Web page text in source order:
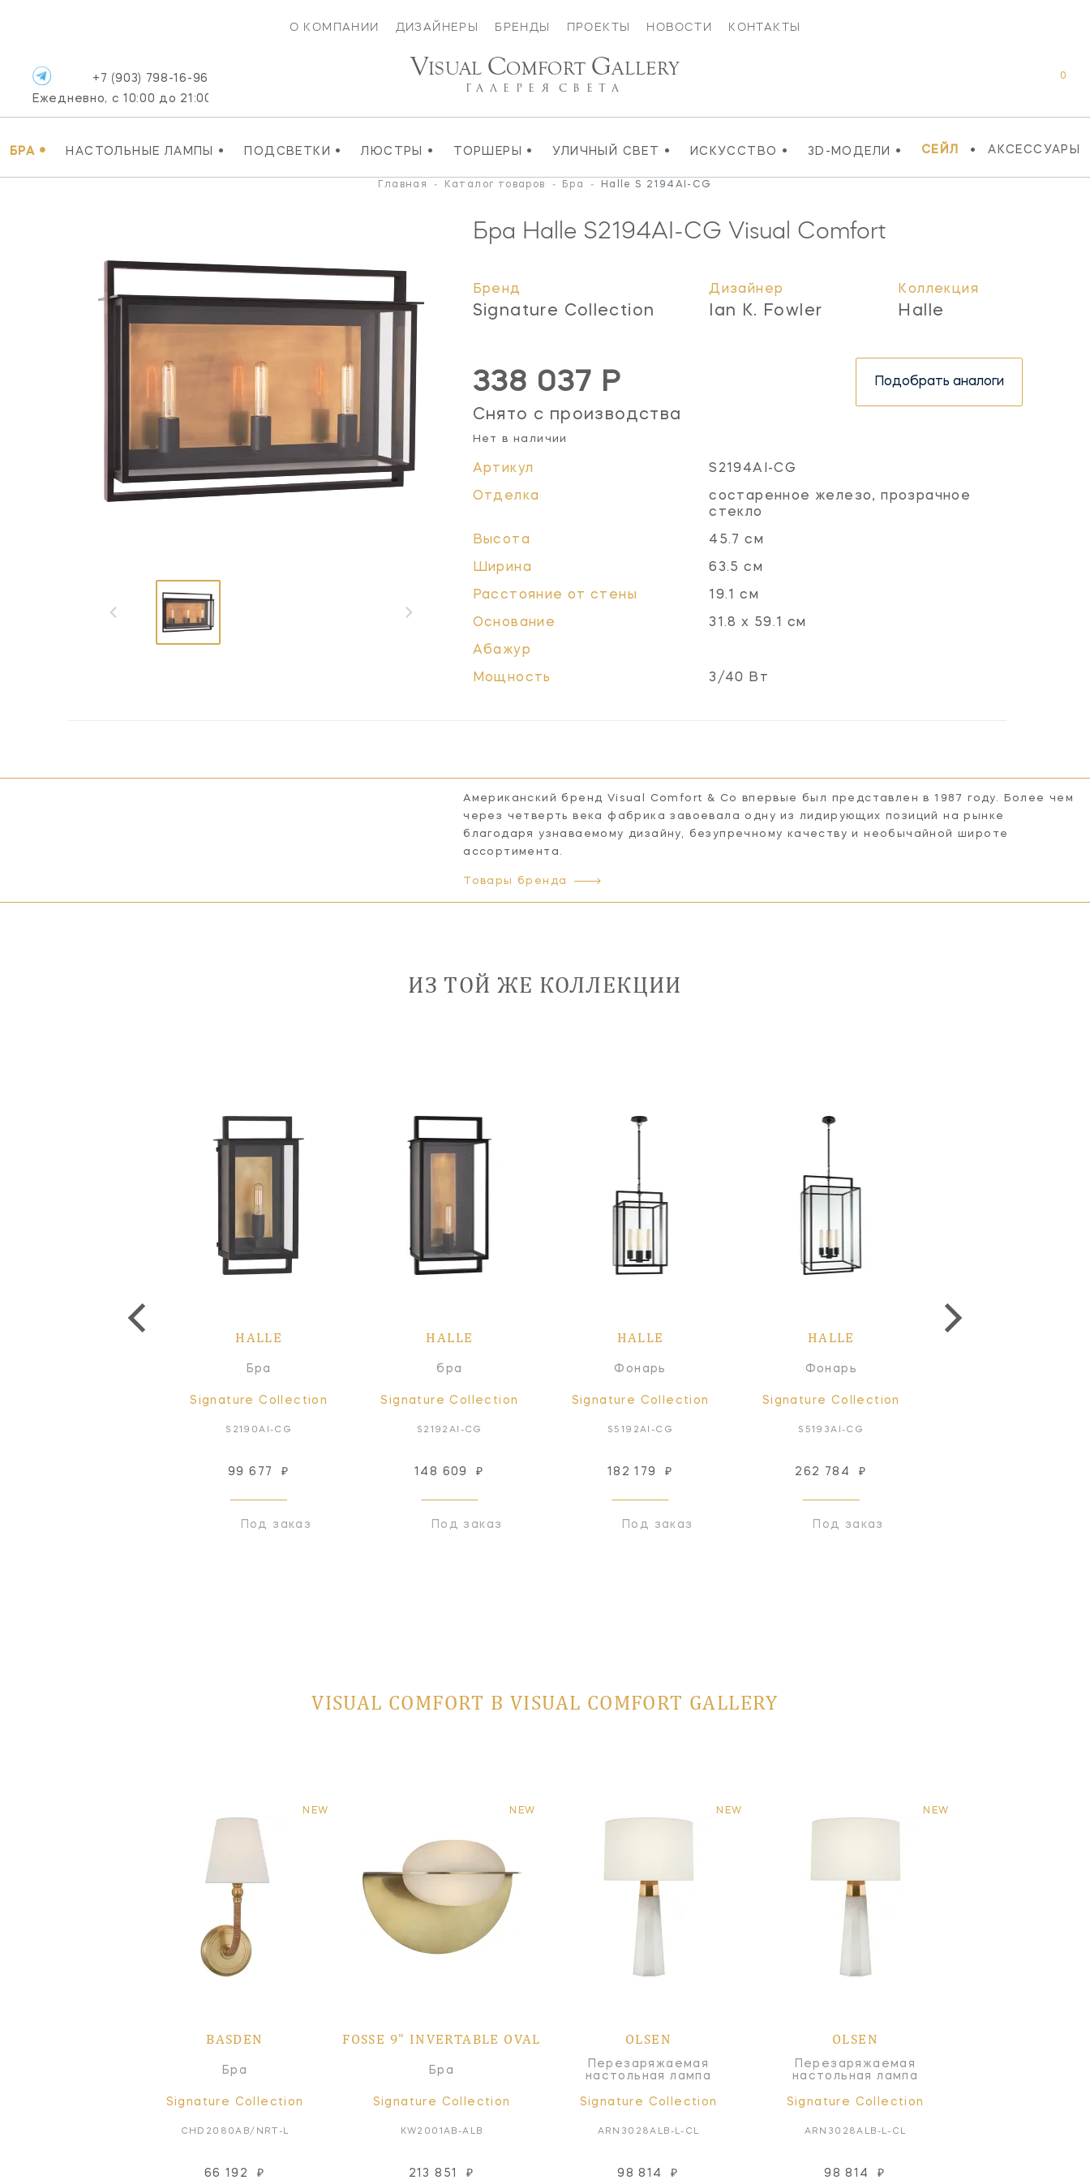
О КОМПАНИИ ДИЗАЙНЕРЫ БРЕНДЫ ПРОЕКТЫ НОВОСТИ КОНТАКТЫ
БРА • НАСТОЛЬНЫЕ ЛАМПЫ • ПОДСВЕТКИ • ЛЮСТРЫ • ТОРШЕРЫ • УЛИЧНЫЙ СВЕТ • ИСКУССТВО • 3D-МОДЕЛИ • СЕЙЛ • АКСЕССУАРЫ
+7 (903) 798-16-96
Ежедневно, с 10:00 до 21:00
0
VISUAL COMFORT GALLERY
ГАЛЕРЕЯ СВЕТА
Главная - Каталог товаров - Бра - Halle S 2194AI-CG
Бра Halle S2194AI-CG Visual Comfort
Бренд
Signature Collection
Дизайнер
Ian K. Fowler
Коллекция
Halle
338 037 Р
Снято с производства
Нет в наличии
Подобрать аналоги
Артикул S2194AI-CG
Отделка
состаренное железо, прозрачное
стекло
Высота 45.7 см
Ширина 63.5 см
Расстояние от стены 19.1 см
Основание 31.8 x 59.1 см
Абажур
Мощность 3/40 Вт
Американский бренд Visual Comfort & Co впервые был представлен в 1987 году. Более чем
через четверть века фабрика завоевала одну из лидирующих позиций на рынке
благодаря узнаваемому дизайну, безупречному качеству и необычайной широте
ассортимента.
Товары бренда
ИЗ ТОЙ ЖЕ КОЛЛЕКЦИИ
HALLE
Бра
Signature Collection
S2190AI-CG
99 677 ₽
Под заказ
HALLE
бра
Signature Collection
S2192AI-CG
148 609 ₽
Под заказ
HALLE
Фонарь
Signature Collection
S5192AI-CG
182 179 ₽
Под заказ
HALLE
Фонарь
Signature Collection
S5193AI-CG
262 784 ₽
Под заказ
VISUAL COMFORT В VISUAL COMFORT GALLERY
NEW
BASDEN
Бра
Signature Collection
CHD2080AB/NRT-L
66 192 ₽
NEW
FOSSE 9" INVERTABLE OVAL
Бра
Signature Collection
KW2001AB-ALB
213 851 ₽
NEW
OLSEN
Перезаряжаемая
настольная лампа
Signature Collection
ARN3028ALB-L-CL
98 814 ₽
NEW
OLSEN
Перезаряжаемая
настольная лампа
Signature Collection
ARN3028ALB-L-CL
98 814 ₽